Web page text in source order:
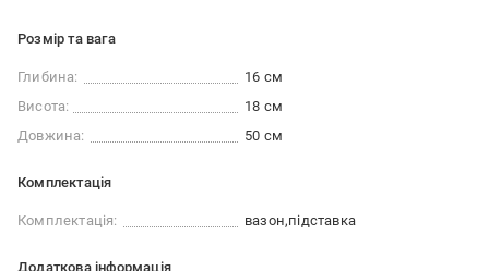
Розмір та вага
Глибина:
16 см
Висота:
18 см
Довжина:
50 см
Комплектація
Комплектація: вазон підставка
Додаткова інформація